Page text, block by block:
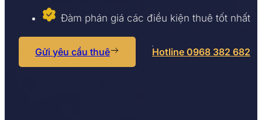
Đàm phán giá các điều kiện thuê tốt nhất
Gửi yêu cầu thuê Hotline 0968 382 682